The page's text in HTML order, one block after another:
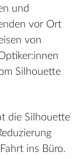
und
vor Ort
von
Silhouette
die Silhouette
ins Büro.